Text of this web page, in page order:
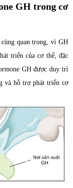
GH trong cơ
quan trọng, vì GH
triển của cơ thể, đặc
GH được duy trì
và hỗ trợ phát triển cơ